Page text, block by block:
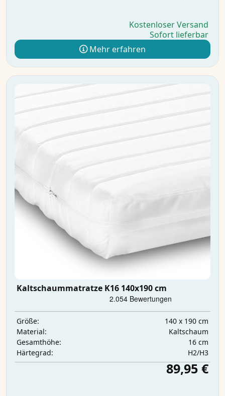
Kostenloser Versand
Sofort lieferbar
Mehr erfahren
Kaltschaummatratze K16 140x190 cm
Größe:
140 x 190 cm
Material:
Kaltschaum
Gesamthöhe:
16 cm
Härtegrad:
H2/H3
89,95 €